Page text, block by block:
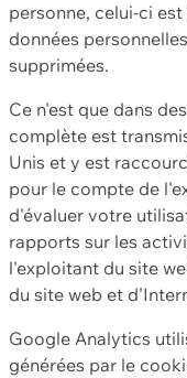
personne, celui-ci
données
supprimées.
Ce n'est que dans
complète est
Unis et y est
pour le compte de
d'évaluer votre
rapports sur les
l'exploitant du site
du site web et
Google Analytics
générées par le